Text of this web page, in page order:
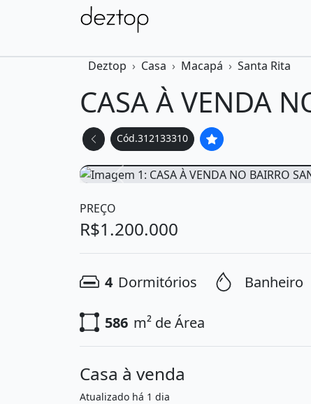
Deztop Casa Macapá Santa Rita
CASA À VENDA
Cód.312133310
Voltar foto
PREÇO
R$1.200.000
4 Dormitórios Banheiro
586 m² de Área
Casa à venda
Atualizado há 1 dia